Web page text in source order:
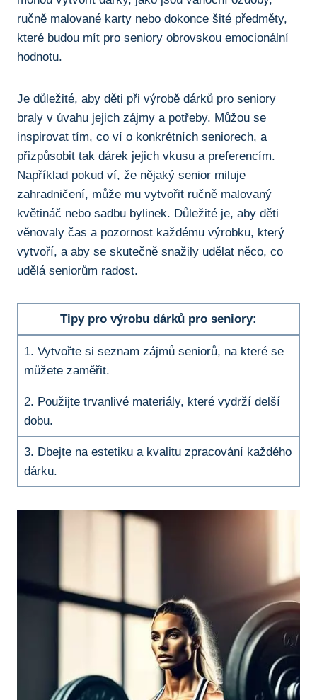
ručně malované karty nebo dokonce šité předměty,
které budou ⁤mít pro seniory obrovskou ⁣emocionální
⁣hodnotu.
Je důležité, aby děti ‌při ⁣výrobě dárků pro seniory
braly ⁢v úvahu jejich zájmy a potřeby. Můžou se
inspirovat tím, ‌co ví o ⁢konkrétních seniorech,‌ a
přizpůsobit tak dárek jejich vkusu a preferencím.
Například pokud ví, že nějaký senior miluje
⁢zahradničení, může‍ mu vytvořit ručně malovaný
květináč nebo ‍sadbu bylinek. Důležité je, aby děti
věnovaly čas ​a pozornost ​každému výrobku, který⁢
vytvoří, a aby se skutečně snažily‍ udělat něco, co
udělá seniorům radost.
Tipy pro výrobu‌ dárků pro seniory:
1.‍ Vytvořte si seznam zájmů seniorů,‍ na které se
můžete zaměřit.
2. Použijte trvanlivé materiály,‍ které vydrží ‍delší‌
dobu.
3. Dbejte‍ na estetiku⁤ a kvalitu zpracování každého​
dárku.